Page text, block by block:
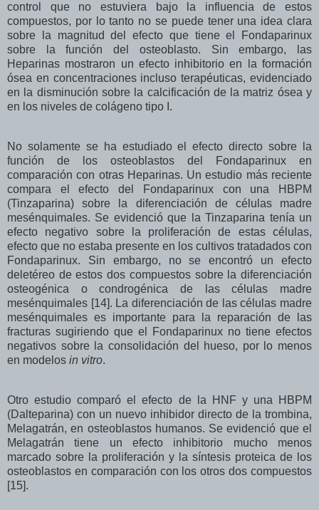
control que no estuviera bajo la influencia de estos
compuestos, por lo tanto no se puede tener una idea clara
sobre la magnitud del efecto que tiene el Fondaparinux
sobre la función del osteoblasto. Sin embargo, las
Heparinas mostraron un efecto inhibitorio en la formación
ósea en concentraciones incluso terapéuticas, evidenciado
en la disminución sobre la calcificación de la matriz ósea y
en los niveles de colágeno tipo I.
No solamente se ha estudiado el efecto directo sobre la
función de los osteoblastos del Fondaparinux en
comparación con otras Heparinas. Un estudio más reciente
compara el efecto del Fondaparinux con una HBPM
(Tinzaparina) sobre la diferenciación de células madre
mesénquimales. Se evidenció que la Tinzaparina tenía un
efecto negativo sobre la proliferación de estas células,
efecto que no estaba presente en los cultivos tratadados con
Fondaparinux. Sin embargo, no se encontró un efecto
deletéreo de estos dos compuestos sobre la diferenciación
osteogénica o condrogénica de las células madre
mesénquimales [14]. La diferenciación de las células madre
mesénquimales es importante para la reparación de las
fracturas sugiriendo que el Fondaparinux no tiene efectos
negativos sobre la consolidación del hueso, por lo menos
en modelos in vitro.
Otro estudio comparó el efecto de la HNF y una HBPM
(Dalteparina) con un nuevo inhibidor directo de la trombina,
Melagatrán, en osteoblastos humanos. Se evidenció que el
Melagatrán tiene un efecto inhibitorio mucho menos
marcado sobre la proliferación y la síntesis proteica de los
osteoblastos en comparación con los otros dos compuestos
[15].